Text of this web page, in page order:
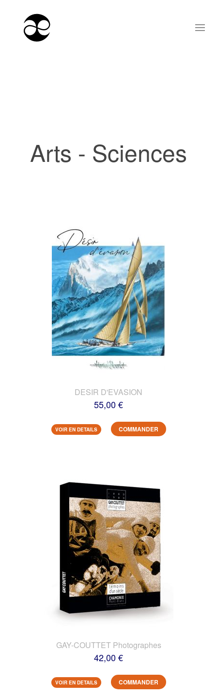
Arts - Sciences
DESIR D'EVASION
55,00 €
VOIR EN DETAILS COMMANDER
GAY-COUTTET Photographes
42,00 €
VOIR EN DETAILS COMMANDER